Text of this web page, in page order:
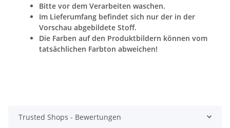
Bitte vor dem Verarbeiten waschen.
Im Lieferumfang befindet sich nur der in der
Vorschau abgebildete Stoff.
Die Farben auf den Produktbildern können vom
tatsächlichen Farbton abweichen!
Trusted Shops - Bewertungen